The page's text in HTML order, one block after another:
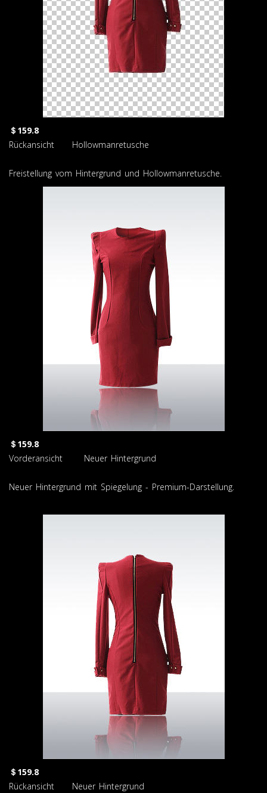
＄159.8
Rückansicht Hollowmanretusche
Freistellung vom Hintergrund und Hollowmanretusche.
＄159.8
Vorderansicht Neuer Hintergrund
Neuer Hintergrund mit Spiegelung - Premium-Darstellung.
＄159.8
Rückansicht Neuer Hintergrund